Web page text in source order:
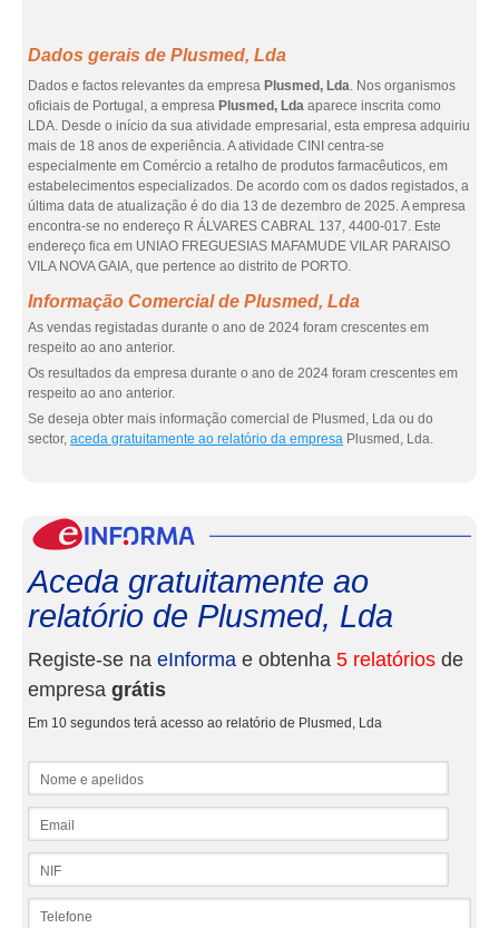
Dados gerais de Plusmed, Lda
Dados e factos relevantes da empresa Plusmed, Lda. Nos organismos
oficiais de Portugal, a empresa Plusmed, Lda aparece inscrita como
LDA. Desde o início da sua atividade empresarial, esta empresa adquiriu
mais de 18 anos de experiência. A atividade CINI centra-se
especialmente em Comércio a retalho de produtos farmacêuticos, em
estabelecimentos especializados. De acordo com os dados registados, a
última data de atualização é do dia 13 de dezembro de 2025. A empresa
encontra-se no endereço R ÁLVARES CABRAL 137, 4400-017. Este
endereço fica em UNIAO FREGUESIAS MAFAMUDE VILAR PARAISO
VILA NOVA GAIA, que pertence ao distrito de PORTO.
Informação Comercial de Plusmed, Lda
As vendas registadas durante o ano de 2024 foram crescentes em
respeito ao ano anterior.
Os resultados da empresa durante o ano de 2024 foram crescentes em
respeito ao ano anterior.
Se deseja obter mais informação comercial de Plusmed, Lda ou do
sector, aceda gratuitamente ao relatório da empresa Plusmed, Lda.
Aceda gratuitamente ao
relatório de Plusmed, Lda
Registe-se na eInforma e obtenha 5 relatórios de
empresa grátis
Em 10 segundos terá acesso ao relatório de Plusmed, Lda